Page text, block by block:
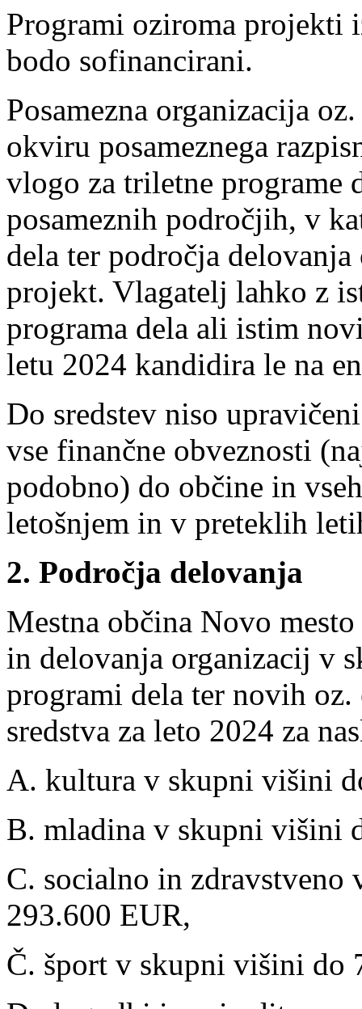
Programi oziroma projekti
bodo sofinancirani.
Posamezna organizacija
okviru posameznega
vlogo za triletne programe
posameznih področjih, v
dela ter področja
projekt. Vlagatelj lahko z
programa dela ali istim
letu 2024 kandidira le na
Do sredstev niso
vse finančne obveznosti
podobno) do občine in
letošnjem in v preteklih
2. Področja delovanja
Mestna občina Novo
in delovanja organizacij v
programi dela ter novih
sredstva za leto 2024 za
A. kultura v skupni višini
B. mladina v skupni višini
C. socialno in
293.600 EUR,
Č. šport v skupni višini do